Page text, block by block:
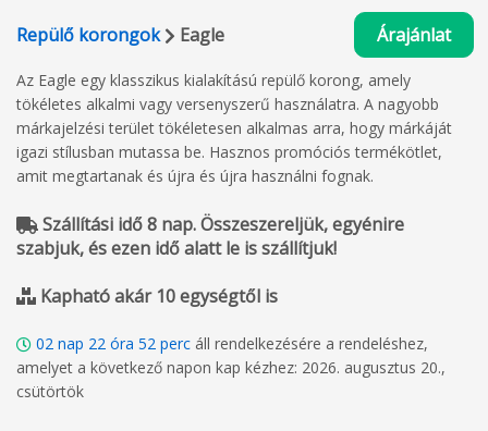
Repülő korongok Eagle Árajánlat
Az Eagle egy klasszikus kialakítású repülő korong, amely
tökéletes alkalmi vagy versenyszerű használatra. A nagyobb
márkajelzési terület tökéletesen alkalmas arra, hogy márkáját
igazi stílusban mutassa be. Hasznos promóciós termékötlet,
amit megtartanak és újra és újra használni fognak.
Szállítási idő 8 nap. Összeszereljük, egyénire
szabjuk, és ezen idő alatt le is szállítjuk!
Kapható akár 10 egységtől is
02 nap 22 óra 52 perc áll rendelkezésére a rendeléshez,
amelyet a következő napon kap kézhez: 2026. augusztus 20.,
csütörtök